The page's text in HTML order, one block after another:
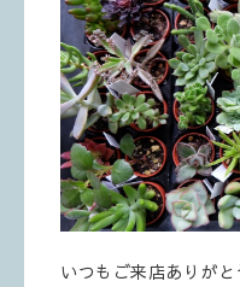
いつもご来店ありがと